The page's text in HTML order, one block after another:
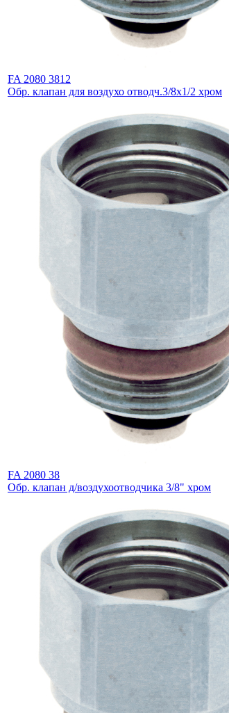
FA 2080 3812
Обр. клапан для воздухо отводч.3/8х1/2 хром
FA 2080 38
Обр. клапан д/воздухоотводчика 3/8" хром